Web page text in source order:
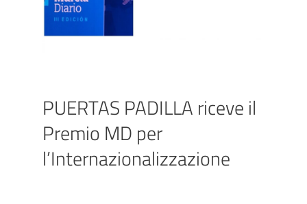
PUERTAS PADILLA riceve il
Premio MD per
l’Internazionalizzazione